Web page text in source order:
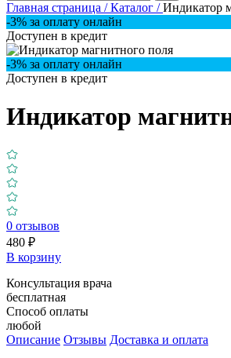
Главная страница /Каталог /Индикатор
-3% за оплату онлайн
Доступен в кредит
-3% за оплату онлайн
Доступен в кредит
Индикатор
0 отзывов
480 ₽
В корзину
Консультация врача
бесплатная
Способ оплаты
любой
Описание Отзывы Доставка и оплата